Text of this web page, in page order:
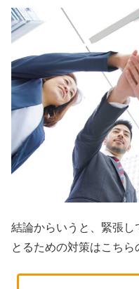
結論からいうと、緊張
とるための対策はこちら